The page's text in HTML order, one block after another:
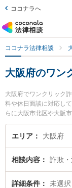
ココナラへ
ココナラ法律相談
大阪府のワン
大阪府でワンクリック
料や休日面談に対応し
らに大阪市北区や大阪
めます。詐欺・消費者
分野での絞り込み検索
『大阪府で土日や夜間
士に相談したい』『ワ
士を検索したい』『初
エリア 大阪府
相談内容 詐欺
詳細条件 未選択